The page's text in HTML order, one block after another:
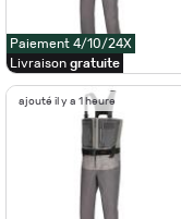
Paiement 4/10/24X
Livraison gratuite
ajouté il y a 1 heure